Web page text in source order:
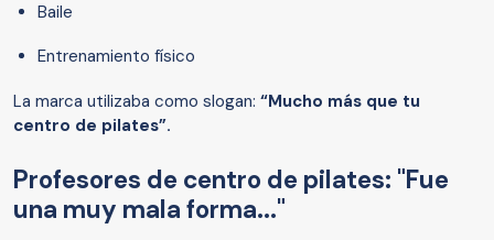
Baile
Entrenamiento físico
La marca utilizaba como slogan: “Mucho más que tu
centro de pilates”.
Profesores de centro de pilates: "Fue
una muy mala forma..."